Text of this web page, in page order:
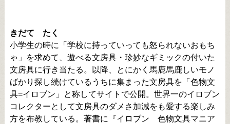
きだて たく
小学生の時に「学校に持っていっても怒られないおもち
ゃ」を求めて、遊べる文房具・珍妙なギミックの付いた
文房具に行き当たる。以降、とにかく馬鹿馬鹿しいモノ
ばかり探し続けているうちに集まった文房具を「色物文
具=イロブン」と称してサイトで公開。世界一のイロブン
コレクターとして文房具のダメさ加減をも愛する楽しみ
方を布教している。著書に『イロブン 色物文具マニア